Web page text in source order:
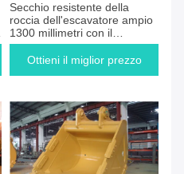
Secchio resistente della
roccia dell'escavatore ampio
1300 millimetri con il
materiale di Hardox
Ottieni il miglior prezzo